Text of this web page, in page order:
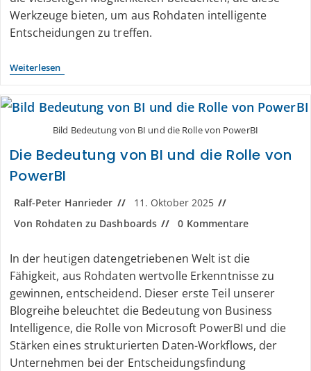
Werkzeuge bieten, um aus Rohdaten intelligente
Entscheidungen zu treffen.
Weiterlesen
Bild Bedeutung von BI und die Rolle von PowerBI
Die Bedeutung von BI und die Rolle von
PowerBI
Ralf-Peter Hanrieder
11. Oktober 2025
Von Rohdaten zu Dashboards
0 Kommentare
In der heutigen datengetriebenen Welt ist die
Fähigkeit, aus Rohdaten wertvolle Erkenntnisse zu
gewinnen, entscheidend. Dieser erste Teil unserer
Blogreihe beleuchtet die Bedeutung von Business
Intelligence, die Rolle von Microsoft PowerBI und die
Stärken eines strukturierten Daten-Workflows, der
Unternehmen bei der Entscheidungsfindung